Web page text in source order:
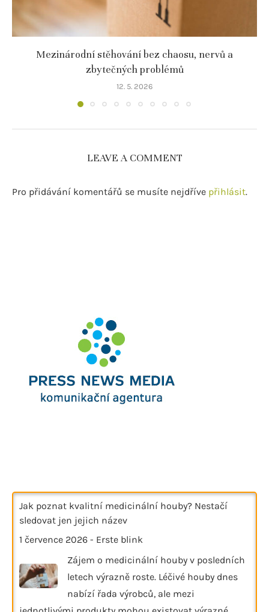
Mezinárodní stěhování bez chaosu, nervů a
zbytečných problémů
12. 5. 2026
LEAVE A COMMENT
Pro přidávání komentářů se musíte nejdříve přihlásit.
Jak poznat kvalitní medicinální houby? Nestačí
sledovat jen jejich název
1 července 2026 - Erste blink
Zájem o medicinální houby v posledních
letech výrazně roste. Léčivé houby dnes
nabízí řada výrobců, ale mezi